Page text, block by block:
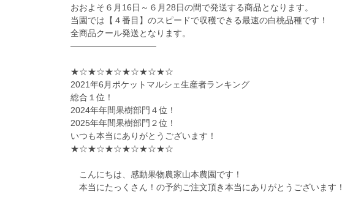
おおよそ６月16日～６月28日の間で発送する商品となります。
当園では【４番目】のスピードで収穫できる最速の白桃品種です！
全商品クール発送となります。
——————————
★☆★☆★☆★☆★☆★☆
2021年6月ポケットマルシェ生産者ランキング
総合１位！
2024年年間果樹部門４位！
2025年年間果樹部門２位！
いつも本当にありがとうございます！
★☆★☆★☆★☆★☆★☆
こんにちは、感動果物農家山本農園です！
本当にたっくさん！の予約ご注文頂き本当にありがとうございます！